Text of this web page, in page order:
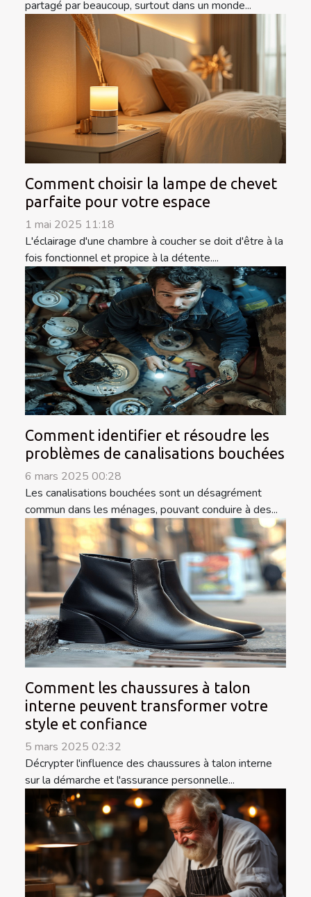
partagé par beaucoup, surtout dans un monde...
Comment choisir la lampe de chevet
parfaite pour votre espace
1 mai 2025 11:18
L'éclairage d'une chambre à coucher se doit d'être à la
fois fonctionnel et propice à la détente....
Comment identifier et résoudre les
problèmes de canalisations bouchées
6 mars 2025 00:28
Les canalisations bouchées sont un désagrément
commun dans les ménages, pouvant conduire à des...
Comment les chaussures à talon
interne peuvent transformer votre
style et confiance
5 mars 2025 02:32
Décrypter l'influence des chaussures à talon interne
sur la démarche et l'assurance personnelle...